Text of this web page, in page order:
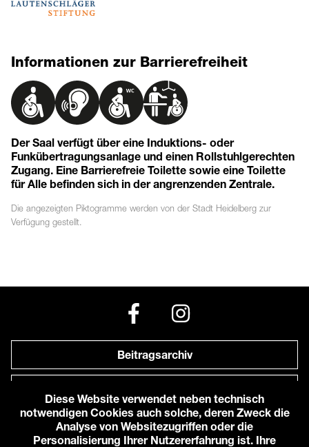
Informationen zur Barrierefreiheit
Der Saal verfügt über eine Induktions- oder
Funkübertragungsanlage und einen Rollstuhlgerechten
Zugang. Eine Barrierefreie Toilette sowie eine Toilette
für Alle befinden sich in der angrenzenden Zentrale.
Die angezeigten Piktogramme werden von der Stadt Heidelberg zur
Verfügung gestellt.
Beitragsarchiv
Anfahrt zu uns
Diese Website verwendet neben technisch
notwendigen Cookies auch solche, deren Zweck die
Analyse von Websitezugriffen oder die
Personalisierung Ihrer Nutzererfahrung ist. Ihre